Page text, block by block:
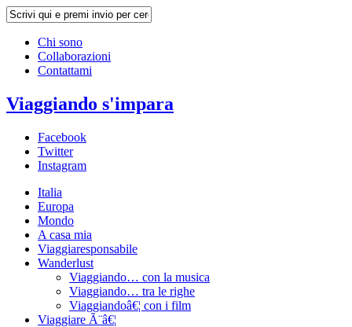
Chi sono
Collaborazioni
Contattami
Viaggiando s'impara
Facebook
Twitter
Instagram
Italia
Europa
Mondo
A casa mia
Viaggiaresponsabile
Wanderlust
Viaggiando… con la musica
Viaggiando… tra le righe
Viaggiandoâ€¦ con i film
Viaggiare Ã¨â€¦